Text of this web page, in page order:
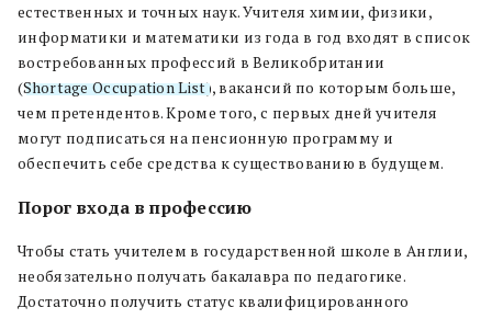
естественных и точных наук. Учителя химии, физики,
информатики и математики из года в год входят в список
востребованных профессий в Великобритании
(Shortage Occupation List), вакансий по которым больше,
чем претендентов. Кроме того, с первых дней учителя
могут подписаться на пенсионную программу и
обеспечить себе средства к существованию в будущем.
Порог входа в профессию
Чтобы стать учителем в государственной школе в Англии,
необязательно получать бакалавра по педагогике.
Достаточно получить статус квалифицированного